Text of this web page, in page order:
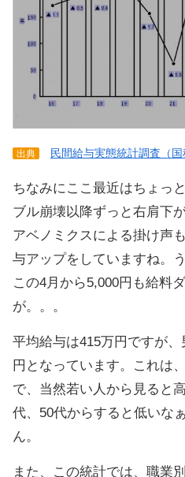
出典 民間給与実態統計調査（国
ちなみにここ最近はちょっ
ブル崩壊以降ずっと右肩下
アベノミクスによる掛け声
与アップをしていますね。
この4月から5,000円も給料
が。。。
平均給与は415万円ですが
円となっています。これは
で、当然若い人から見ると
代、50代からすると低いな
ん。
また、この統計では、職業